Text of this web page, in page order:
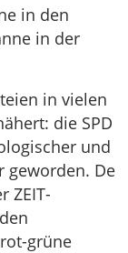
in den
in der
in vielen
die SPD
und
geworden. De
ZEIT-
grüne